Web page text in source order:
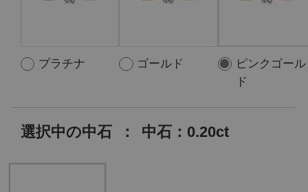
プラチナ ゴールド
ピンクゴール
ド
選択中の中石 ： 中石：0.20ct